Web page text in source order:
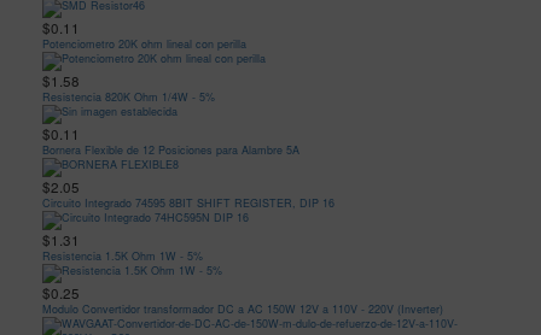
$0.11
Potenciometro 20K ohm lineal con perilla
$1.58
Resistencia 820K Ohm 1/4W - 5%
$0.11
Bornera Flexible de 12 Posiciones para Alambre 5A
$2.05
Circuito Integrado 74595 8BIT SHIFT REGISTER, DIP 16
$1.31
Resistencia 1.5K Ohm 1W - 5%
$0.25
Modulo Convertidor transformador DC a AC 150W 12V a 110V - 220V (Inverter)